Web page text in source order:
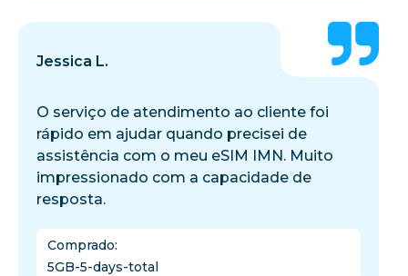
Jessica L.
O serviço de atendimento ao cliente foi
rápido em ajudar quando precisei de
assistência com o meu eSIM IMN. Muito
impressionado com a capacidade de
resposta.
Comprado:
5GB-5-days-total